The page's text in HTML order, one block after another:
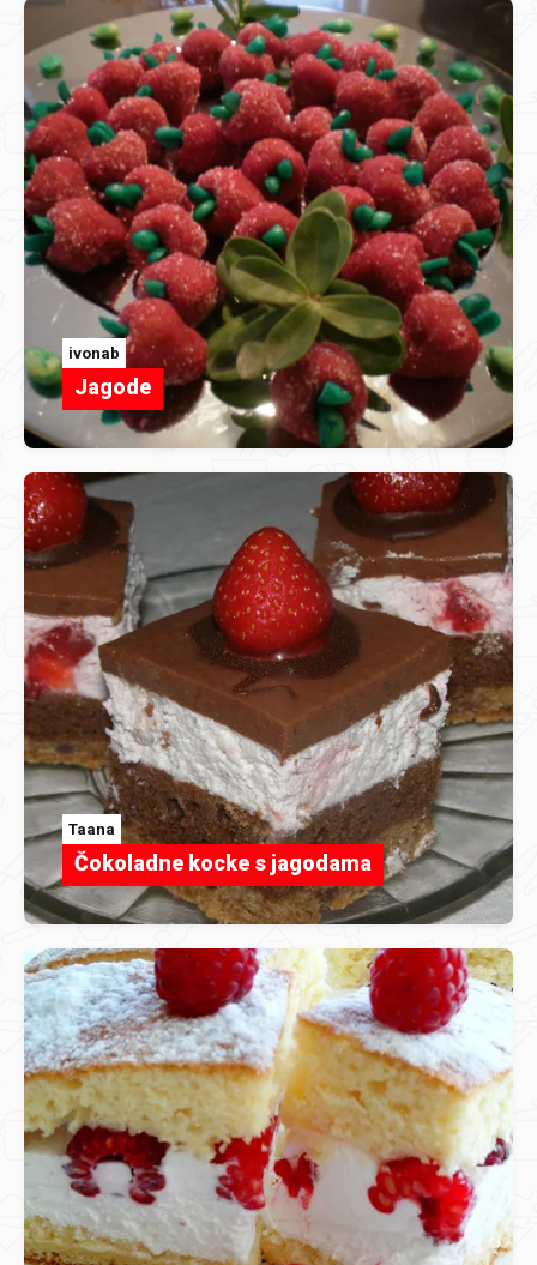
ivonab
Jagode
Taana
Čokoladne kocke s jagodama